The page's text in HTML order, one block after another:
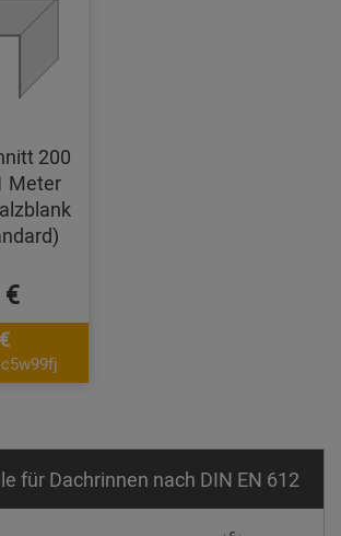
200
Meter
für Dachrinnen nach DIN EN 612